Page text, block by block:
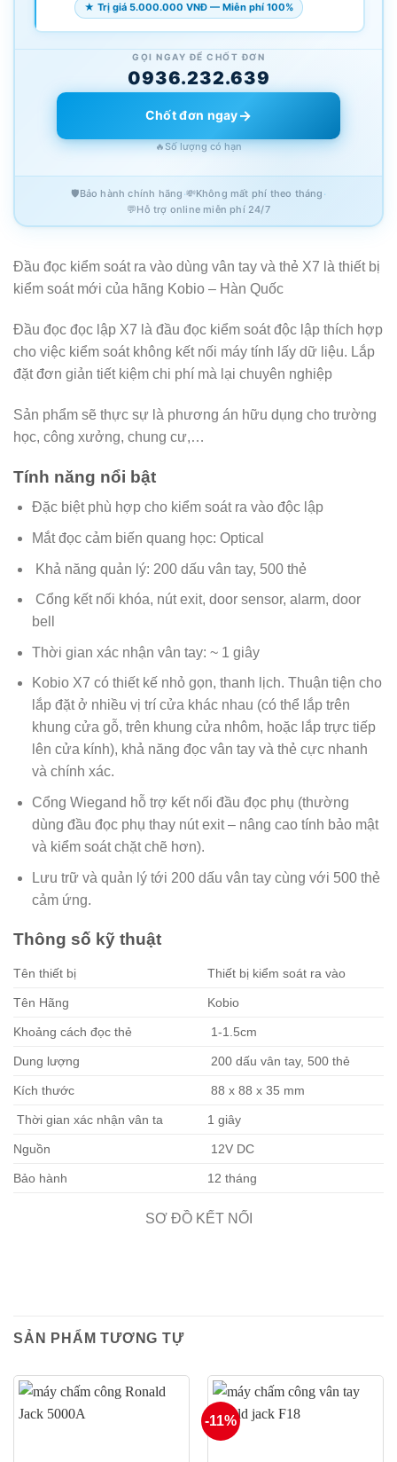
★ Trị giá 5.000.000 VNĐ — Miễn phí 100%
GỌI NGAY ĐỂ CHỐT ĐƠN
0936.232.639
Chốt đơn ngay→
🔥Số lượng có hạn
🛡️Bảo hành chính hãng ·💸Không mất phí theo tháng ·
💬Hỗ trợ online miễn phí 24/7
Đầu đọc kiểm soát ra vào dùng vân tay và thẻ X7 là thiết bị
kiểm soát mới của hãng Kobio – Hàn Quốc
Đầu đọc đọc lập X7 là đầu đọc kiểm soát độc lập thích hợp
cho việc kiểm soát không kết nối máy tính lấy dữ liệu. Lắp
đặt đơn giản tiết kiệm chi phí mà lại chuyên nghiệp
Sản phẩm sẽ thực sự là phương án hữu dụng cho trường
học, công xưởng, chung cư,…
Tính năng nổi bật
Đặc biệt phù hợp cho kiểm soát ra vào độc lập
Mắt đọc cảm biến quang học: Optical
Khả năng quản lý: 200 dấu vân tay, 500 thẻ
Cổng kết nối khóa, nút exit, door sensor, alarm, door
bell
Thời gian xác nhận vân tay: ~ 1 giây
Kobio X7 có thiết kế nhỏ gọn, thanh lịch. Thuận tiện cho
lắp đặt ở nhiều vị trí cửa khác nhau (có thể lắp trên
khung cửa gỗ, trên khung cửa nhôm, hoặc lắp trực tiếp
lên cửa kính), khả năng đọc vân tay và thẻ cực nhanh
và chính xác.
Cổng Wiegand hỗ trợ kết nối đầu đọc phụ (thường
dùng đầu đọc phụ thay nút exit – nâng cao tính bảo mật
và kiểm soát chặt chẽ hơn).
Lưu trữ và quản lý tới 200 dấu vân tay cùng với 500 thẻ
cảm ứng.
Thông số kỹ thuật
Tên thiết bị Thiết bị kiểm soát ra vào
Tên Hãng Kobio
Khoảng cách đọc thẻ 1-1.5cm
Dung lượng 200 dấu vân tay, 500 thẻ
Kích thước 88 x 88 x 35 mm
Thời gian xác nhận vân ta 1 giây
Nguồn 12V DC
Bảo hành 12 tháng
SƠ ĐỒ KẾT NỐI
SẢN PHẨM TƯƠNG TỰ
-11%